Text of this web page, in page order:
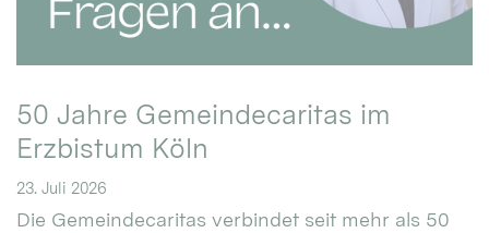
50 Jahre Gemeindecaritas im
Erzbistum Köln
23. Juli 2026
Die Gemeindecaritas verbindet seit mehr als 50